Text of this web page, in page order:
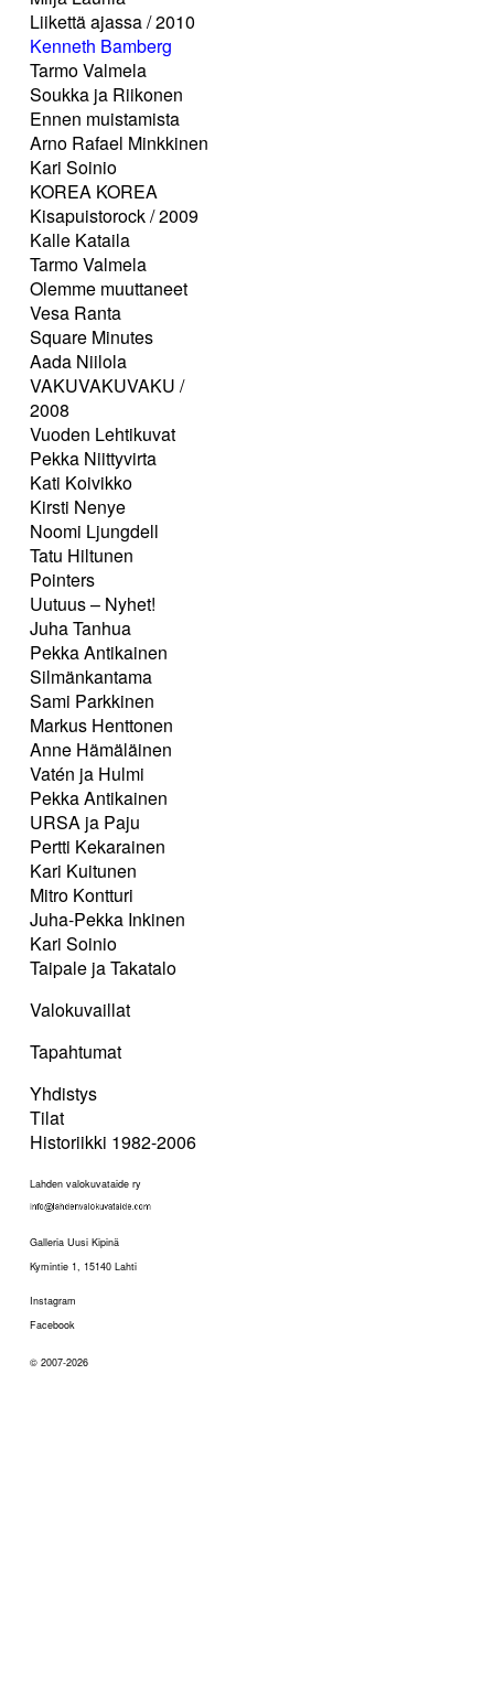
Liikettä ajassa / 2010
Kenneth Bamberg
Tarmo Valmela
Soukka ja Riikonen
Ennen muistamista
Arno Rafael Minkkinen
Kari Soinio
KOREA KOREA
Kisapuistorock / 2009
Kalle Kataila
Tarmo Valmela
Olemme muuttaneet
Vesa Ranta
Square Minutes
Aada Niilola
VAKUVAKUVAKU /
2008
Vuoden Lehtikuvat
Pekka Niittyvirta
Kati Koivikko
Kirsti Nenye
Noomi Ljungdell
Tatu Hiltunen
Pointers
Uutuus – Nyhet!
Juha Tanhua
Pekka Antikainen
Silmänkantama
Sami Parkkinen
Markus Henttonen
Anne Hämäläinen
Vatén ja Hulmi
Pekka Antikainen
URSA ja Paju
Pertti Kekarainen
Kari Kuitunen
Mitro Kontturi
Juha-Pekka Inkinen
Kari Soinio
Taipale ja Takatalo
Valokuvaillat
Tapahtumat
Yhdistys
Tilat
Historiikki 1982-2006
Lahden valokuvataide ry
Galleria Uusi Kipinä
Kymintie 1, 15140 Lahti
Instagram
Facebook
© 2007-2026